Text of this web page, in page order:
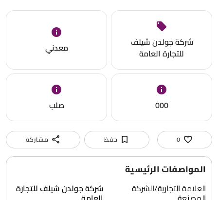
شركة جولدن شيلف
للتجارة العامة
معدني
000 صلب
0 حفظ مشاركة
المواصفات الرئيسية
العلامة التجارية/الشركة شركة جولدن شيلف للتجارة